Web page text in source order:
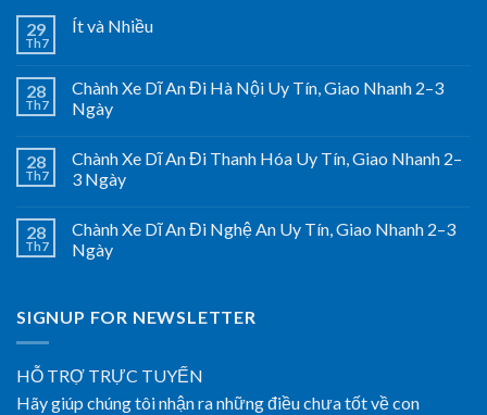
29
Th7
Ít và Nhiều
28
Th7
Chành Xe Dĩ An Đi Hà Nội Uy Tín, Giao Nhanh 2–3
Ngày
28
Th7
Chành Xe Dĩ An Đi Thanh Hóa Uy Tín, Giao Nhanh 2–
3 Ngày
28
Th7
Chành Xe Dĩ An Đi Nghệ An Uy Tín, Giao Nhanh 2–3
Ngày
SIGNUP FOR NEWSLETTER
HỖ TRỢ TRỰC TUYẾN
Hãy giúp chúng tôi nhận ra những điều chưa tốt về con